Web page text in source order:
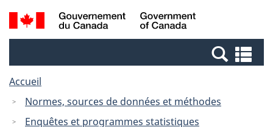
Passer
au
Passer
à
Canada
Recherche
et
et
Accueil
Normes, sources de données et méthodes
Enquêtes et programmes statistiques